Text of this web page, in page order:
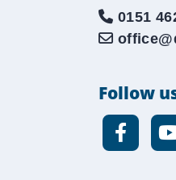
0151
Follow